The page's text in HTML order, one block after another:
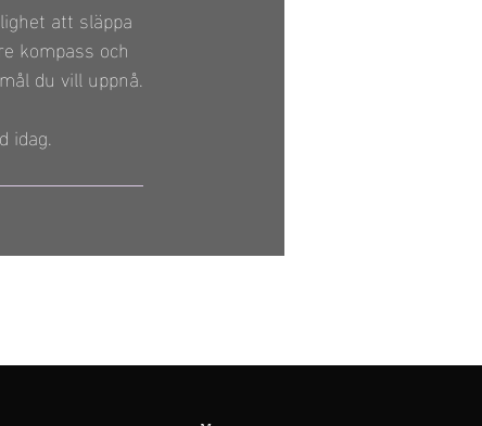
att släppa
kompass och
du vill uppnå.
idag.